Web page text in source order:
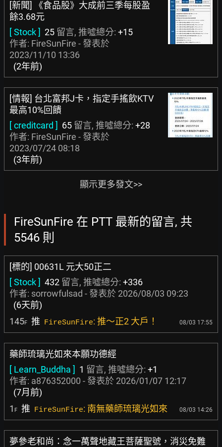
[新聞] 《食品股》大成前三季每股盈
餘3.68元
[ Stock ] 25 留言, 推噓總分: +15
作者: FireSunFire - 發表於
2023/11/10 13:36
(2年前)
[情報] 台北富邦J卡，指定手搖飲KTV
最高10%回饋
[ creditcard ] 65 留言, 推噓總分: +28
作者: FireSunFire - 發表於
2023/07/24 08:18
(3年前)
顯示更多發文>>
FireSunFire 在 PTT 最新的留言, 共
5546 則
[標的] 00631L 元大50正二
[ Stock ] 432 留言, 推噓總分: +336
作者: sorrowfulsad - 發表於 2026/08/03 09:23
(6天前)
145F 推 FireSunFire: 推～正2 大戶！ 08/03 17:55
藥師琉璃光如來本願功德經
[ Learn_Buddha ] 1 留言, 推噓總分: +1
作者: a876352000 - 發表於 2026/01/07 12:17
(7月前)
1 F 推 FireSunFire: 南無藥師琉璃光如來 08/03 14:26
夢參老和尚：念一萬聲地藏王菩薩聖號，消災免難